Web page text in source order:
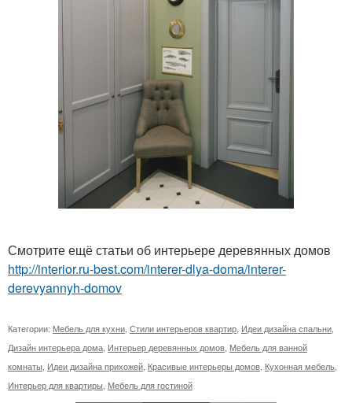
Смотрите ещё статьи об интерьере деревянных домов
http://interior.ru-best.com/interer-dlya-doma/interer-
derevyannyh-domov
Категории: Мебель для кухни, Стили интерьеров квартир, Идеи дизайна спальни,
Дизайн интерьера дома, Интерьер деревянных домов, Мебель для ванной
комнаты, Идеи дизайна прихожей, Красивые интерьеры домов, Кухонная мебель,
Интерьер для квартиры, Мебель для гостиной